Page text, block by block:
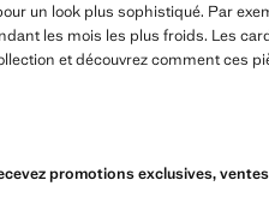
un look plus sophistiqué. Par
les mois les plus froids. Les
et découvrez comment ces
promotions exclusives,